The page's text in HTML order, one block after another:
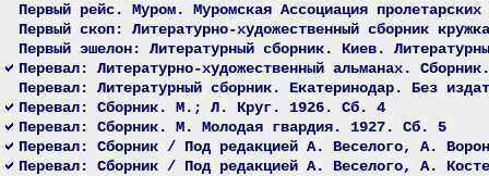
Первый рейс. Муром. Муромская Ассоциация
Первый скоп: Литературно-художественный сборник
Первый эшелон: Литературный сборник. Киев.
Перевал: Литературно-художественный альманах.
Перевал: Литературный сборник. Екатеринодар. Без
Перевал: Сборник. М.; Л. Круг. 1926. Сб. 4
Перевал: Сборник. М. Молодая гвардия. 1927. Сб. 5
Перевал: Сборник / Под редакцией А. Веселого, А.
Перевал: Сборник / Под редакцией А. Веселого, А.